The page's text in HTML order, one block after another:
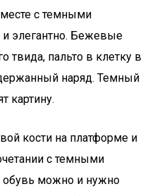
с темными
и элегантно. Бежевые
твида, пальто в клетку в
наряд. Темный
картину.
кости на платформе и
с темными
обувь можно и нужно